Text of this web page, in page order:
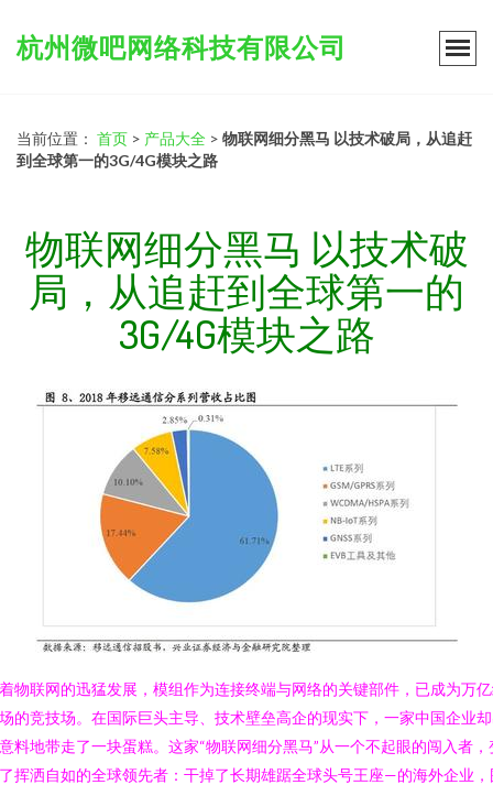
杭州微吧网络科技有限公司
当前位置： 首页 > 产品大全 > 物联网细分黑马 以技术破局，从追赶
到全球第一的3G/4G模块之路
物联网细分黑马 以技术破
局，从追赶到全球第一的
3G/4G模块之路
物联网的迅猛发展，模组作为连接终端与网络的关键部件，已成为万
的竞技场。在国际巨头主导、技术壁垒高企的现实下，一家中国企业
料地带走了一块蛋糕。这家“物联网细分黑马”从一个不起眼的闯入者，
挥洒自如的全球领先者：干掉了长期雄踞全球头号王座—的海外企业，